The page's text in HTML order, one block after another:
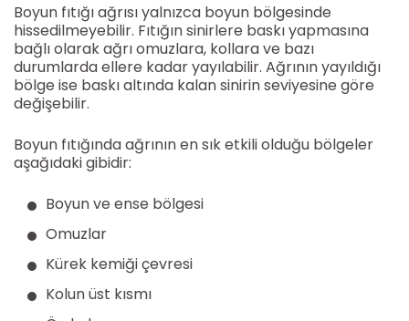
Boyun fıtığı ağrısı yalnızca boyun bölgesinde
hissedilmeyebilir. Fıtığın sinirlere baskı yapmasına
bağlı olarak ağrı omuzlara, kollara ve bazı
durumlarda ellere kadar yayılabilir. Ağrının yayıldığı
bölge ise baskı altında kalan sinirin seviyesine göre
değişebilir.
Boyun fıtığında ağrının en sık etkili olduğu bölgeler
aşağıdaki gibidir:
Boyun ve ense bölgesi
Omuzlar
Kürek kemiği çevresi
Kolun üst kısmı